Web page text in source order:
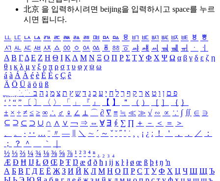
北京 을 입력하시려면 beijing을 입력하시고 space를 누르
시면 됩니다.
ㅥ ㅦ ㅧ ㅨ ㅩ ㅪ ㅫ ㅬ ㅭ ㅮ ㅯ ㅰ ㅱ ㅲ ㅳ ㅴ ㅵ ㅶ ㅷ ㅸ
ㅹ
ㅺ ㅻ ㅼ ㅽ ㅾ ㅿ ㆀ ㆁ ㆂ ㆃ ㆄ ㆅ ㆆ ㆇ ㆈ ㆉ ㆊ ㆋ ㆌ ㆍ
ㆎ
Α Β ΓΔ Ε Ζ Η Θ Ι ΚΛ Μ Ν Ξ Ο Π Ρ Σ ΤΥ Φ Χ Ψ Ω α β γ δ ε ζ η
θ ι κ λ μ ν ξ ο π ρ σ τ υ φ χ ψ ω
á à Á À é è É È ç Ç ê
Ä Ö Ü ä ö ü ß
ִֶֹ ֻּ ׁׂ פ ם ן ו ט א ר ק ף ך ל ח י ע כ ג ד ש ץ ת צ מ נ ה ב
‘ ’ “ ” 〔 〕 〈 〉 「 」 『 』 【 】 ＂ （ ） ［ ］ ｛ ｝
± × ÷ ≠ ≤ ≥ ∞ ∴ ♂ ♀ ∠ ⊥ ⌒ ∂ ∇ ≡ ≒ ≪ ≫ √ ∽ ∝ ∵ ∫ ∬ ∈ ∋
⊆ ⊇ ⊂ ⊃ ∪ ∩ ∧ ∨ ￢ ⇒ ⇔ ∀ ∃ ∮ ∑ ∏ ＋ － ＜ ＝
＞
、
。 · ‥ … ¨ 〃 ― ＼ ∼ ´ ～ ˇ ˘ ˝ ˚ ˙ ¸ ¡ ¿ ː ！ ＇ ， ． ／
：
；
？ ＾ ｀
½ ⅓ ⅔ ¼ ¾ ⅛ ⅜ ⅝ ⅞ ¹ ² ³ ⁴ ⁿ ₁ ₂ ₃ ₄
Æ Ð Ħ Ĳ Ł Ø Œ Þ Ŧ Ŋ æ đ ð ħ ı ĳ ĸ ŀ ł ø œ ß þ ŧ ŋ ŉ
А Б В Г Д Е Ё Ж З И Й К Л М Н О П Р С Т У Ф Х Ц Ч Ш Щ Ъ